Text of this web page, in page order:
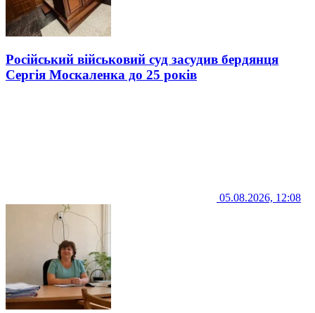
Російський військовий суд засудив бердянця
Сергія Москаленка до 25 років
05.08.2026, 12:08